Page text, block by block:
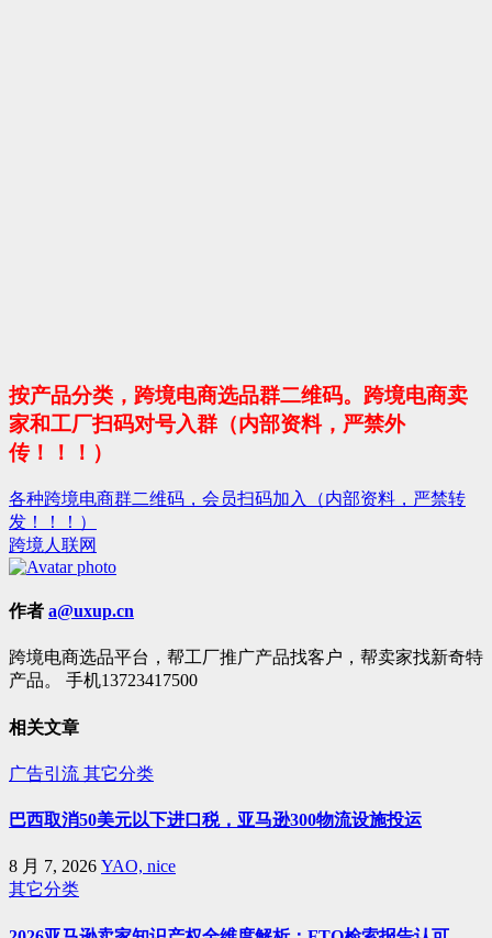
按产品分类，跨境电商选品群二维码。跨境电商卖
家和工厂扫码对号入群（内部资料，严禁外
传！！！）
文
章
导
航
各种跨境电商群二维码，会员扫码加入（内部资料，严禁转
发！！！）
跨境人联网
作者 a@uxup.cn
跨境电商选品平台，帮工厂推广产品找客户，帮卖家找新奇特
产品。 手机13723417500
相关文章
广告引流 其它分类
巴西取消50美元以下进口税，亚马逊300物流设施投运
8 月 7, 2026 YAO, nice
其它分类